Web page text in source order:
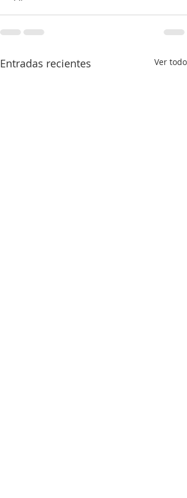
Entradas recientes Ver todo